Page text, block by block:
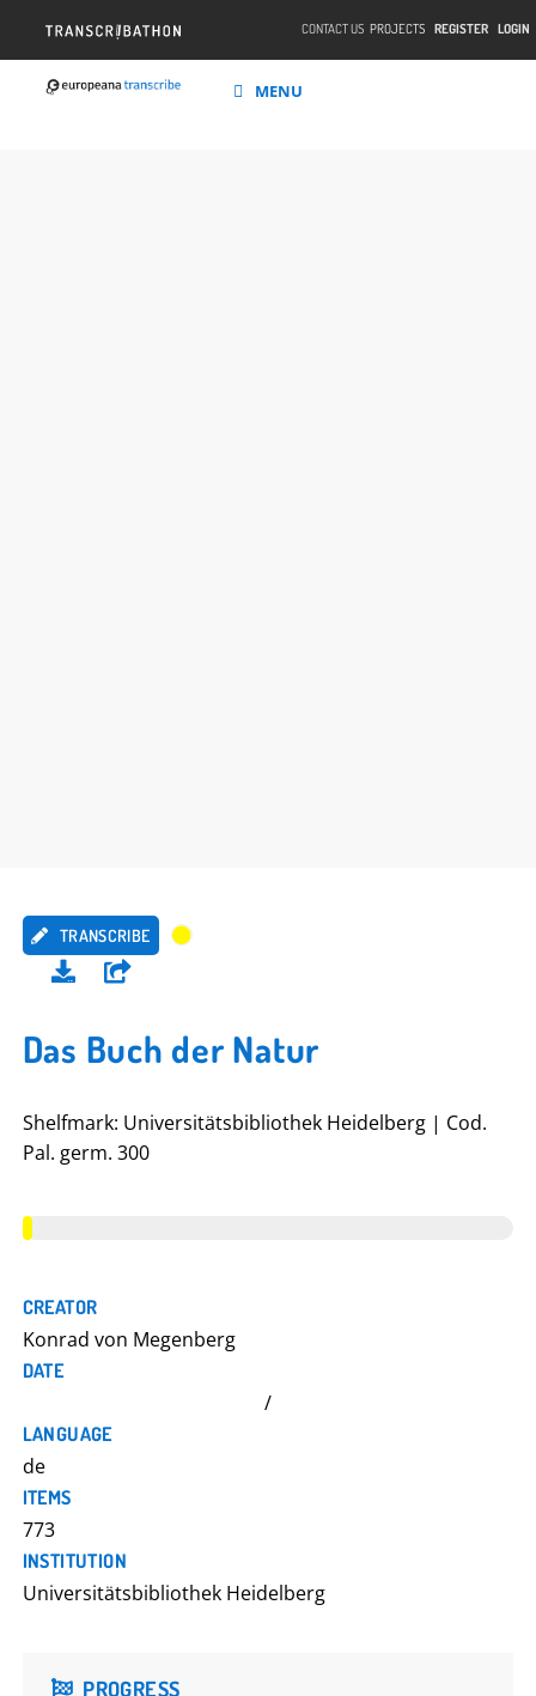
CONTACT US PROJECTS REGISTER LOGIN
MENU
TRANSCRIBE
Das Buch der Natur
Shelfmark: Universitätsbibliothek Heidelberg | Cod.
Pal. germ. 300
CREATOR
Konrad von Megenberg
DATE
/
LANGUAGE
de
ITEMS
773
INSTITUTION
Universitätsbibliothek Heidelberg
PROGRESS